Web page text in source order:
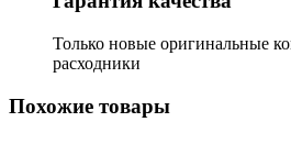
Только новые оригинальные
расходники
Похожие товары